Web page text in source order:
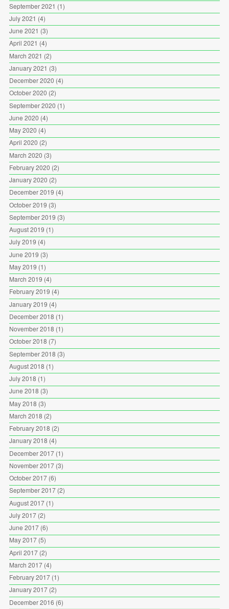
September 2021 (1)
July 2021 (4)
June 2021 (3)
April 2021 (4)
March 2021 (2)
January 2021 (3)
December 2020 (4)
October 2020 (2)
September 2020 (1)
June 2020 (4)
May 2020 (4)
April 2020 (2)
March 2020 (3)
February 2020 (2)
January 2020 (2)
December 2019 (4)
October 2019 (3)
September 2019 (3)
August 2019 (1)
July 2019 (4)
June 2019 (3)
May 2019 (1)
March 2019 (4)
February 2019 (4)
January 2019 (4)
December 2018 (1)
November 2018 (1)
October 2018 (7)
September 2018 (3)
August 2018 (1)
July 2018 (1)
June 2018 (3)
May 2018 (3)
March 2018 (2)
February 2018 (2)
January 2018 (4)
December 2017(1)
November 2017(3)
October 2017(6)
September 2017(2)
August 2017(1)
July 2017(2)
June 2017(6)
May 2017(5)
April 2017(2)
March 2017(4)
February 2017(1)
January 2017(2)
December 2016 (6)